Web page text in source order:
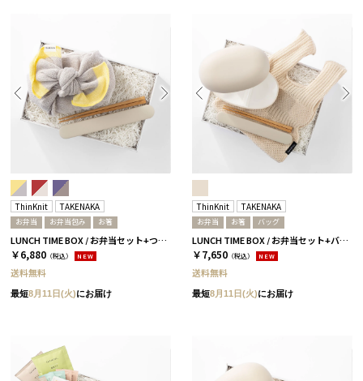
ThinKnit TAKENAKA
お弁当 お弁当包み お箸
LUNCH TIME BOX / お弁当セット+つつみ / イエロー
￥6,880 （税込） NEW
送料無料
最短8月11日(火)にお届け
ThinKnit TAKENAKA
お弁当 お箸 バッグ
LUNCH TIME BOX / お弁当セット+バッグ / アイボリー
￥7,650 （税込） NEW
送料無料
最短8月11日(火)にお届け